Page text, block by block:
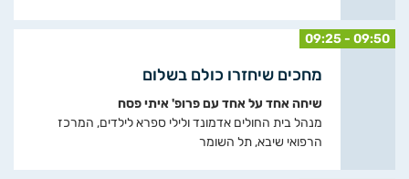
09:25 - 09:50
מחכים שיחזרו כולם בשלום
שיחה אחד על אחד עם פרופ' איתי פסח
מנהל בית החולים אדמונד ולילי ספרא לילדים, המרכז
הרפואי שיבא, תל השומר